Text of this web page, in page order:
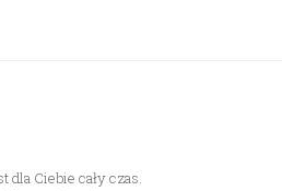
dla Ciebie cały czas.